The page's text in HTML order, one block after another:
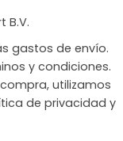
B.V.
gastos de envío.
y condiciones.
utilizamos
de privacidad y